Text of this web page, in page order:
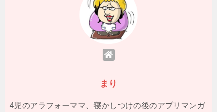
まり
4児のアラフォーママ、寝かしつけの後のアプリマンガ